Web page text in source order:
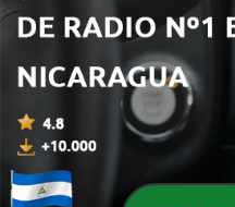
Conquista de México y
Guadalupe
Nueva España y su
06 jun. 2022
Mala experiencia con
21 mayo 2022